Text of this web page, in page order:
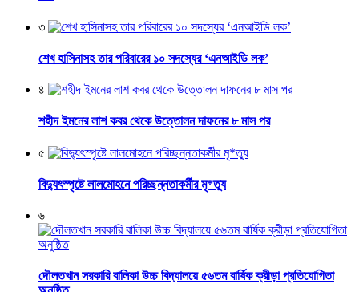
৩
শেখ হাসিনাসহ তার পরিবারের ১০ সদস্যের ‘এনআইডি লক’
৪
শহীদ ইমনের লাশ কবর থেকে উত্তোলন দাফনের ৮ মাস পর
৫
বিদ্যুৎস্পৃষ্টে লালমোহনে পরিচ্ছন্নতাকর্মীর মৃ*ত্যু
৬
দৌলতখান সরকারি বালিকা উচ্চ বিদ্যালয়ে ৫৬তম বার্ষিক ক্রীড়া প্রতিযোগিতা